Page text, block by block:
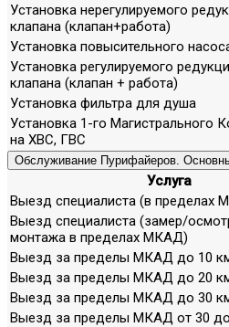
Установка нерегулируемого
клапана (клапан+работа)
Установка повысительного
Установка регулируемого
клапана (клапан + работа)
Установка фильтра для душа
Установка 1-го Магистрального
на ХВС, ГВС
Обслуживание Пурифайеров.
Услуга
Выезд специалиста (в пределах
Выезд специалиста (замер/
монтажа в пределах МКАД)
Выезд за пределы МКАД до 10
Выезд за пределы МКАД до 20
Выезд за пределы МКАД до 30
Выезд за пределы МКАД от 30